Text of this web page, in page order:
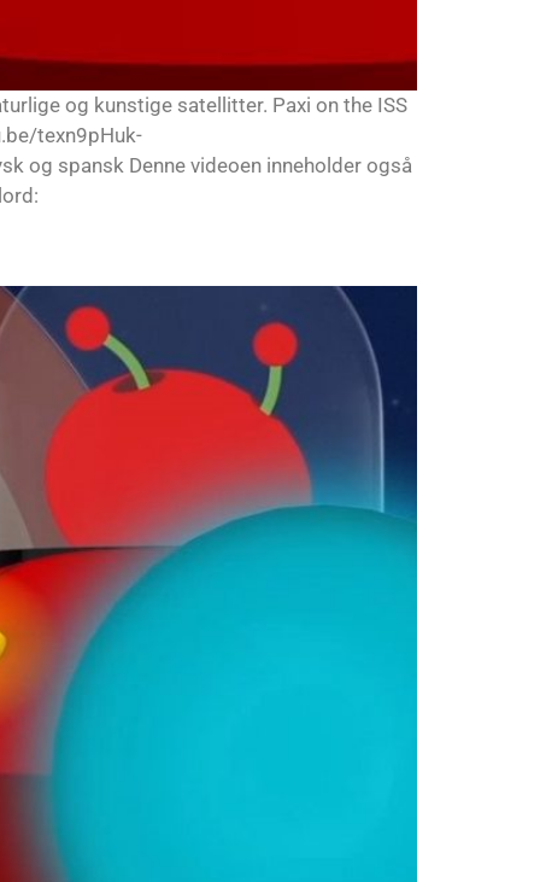
og kunstige satellitter. Paxi on the ISS
texn9pHuk-
og spansk Denne videoen inneholder også